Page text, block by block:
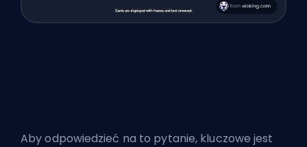
Aby odpowiedzieć na to pytanie, kluczowe jest